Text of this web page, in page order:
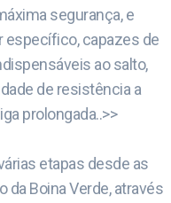
segurança, e
capazes de
ao salto,
de resistência a
prolongada..>>
etapas desde as
da Boina Verde, através